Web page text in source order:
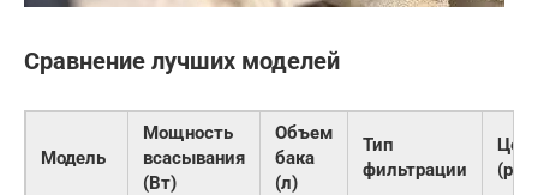
Сравнение лучших моделей
Модель
Мощность
всасывания
(Вт)
Объем
бака
(л)
Тип
фильтрации
Цена